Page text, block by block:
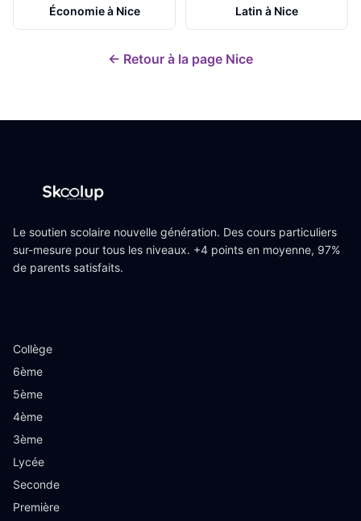
Économieà Nice Latin à Nice
← Retour à la page Nice
Le soutien scolaire nouvelle génération. Des cours particuliers
sur-mesure pour tous les niveaux. +4 points en moyenne, 97%
de parents satisfaits.
Collège
6ème
5ème
4ème
3ème
Lycée
Seconde
Première